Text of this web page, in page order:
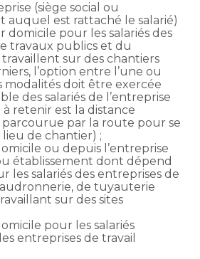
(siège social ou
auquel est rattaché le salarié)
domicile pour les salariés des
travaux publics et du
sur des chantiers
l’option entre l’une ou
modalités doit être exercée
des salariés de l’entreprise
retenir est la distance
par la route pour se
de chantier) ;
ou depuis l’entreprise
établissement dont dépend
les salariés des entreprises de
de tuyauterie
sur des sites
pour les salariés
entreprises de travail